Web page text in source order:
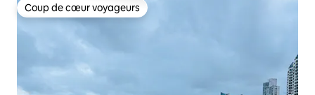
Coup de cœur voyageurs
Coup de cœur voyageurs